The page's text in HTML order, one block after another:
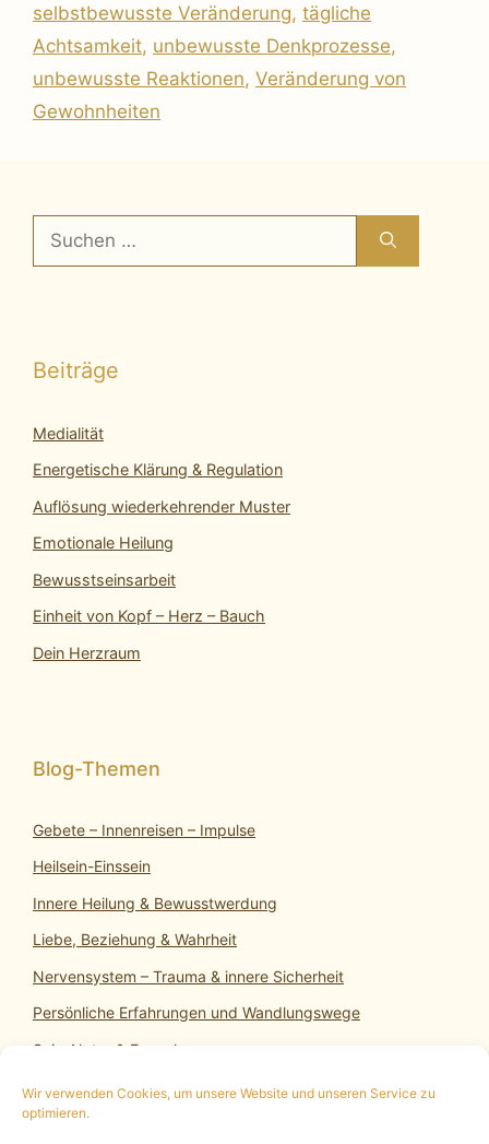
Wir verwenden Cookies, um unsere Website und unseren Service zu
optimieren.
selbstbewusste Veränderung, tägliche
Achtsamkeit, unbewusste Denkprozesse,
unbewusste Reaktionen, Veränderung von
Gewohnheiten
nach:
Beiträge
Medialität
Energetische Klärung & Regulation
Auflösung wiederkehrender Muster
Emotionale Heilung
Bewusstseinsarbeit
Einheit von Kopf – Herz – Bauch
Dein Herzraum
Gebete – Innenreisen – Impulse
Heilsein-Einssein
Innere Heilung & Bewusstwerdung
Liebe, Beziehung & Wahrheit
Nervensystem – Trauma & innere Sicherheit
Persönliche Erfahrungen und Wandlungswege
SeinsNatur & Erwachen